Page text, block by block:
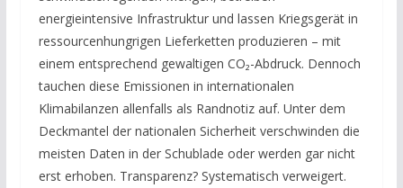
energieintensive Infrastruktur und lassen Kriegsgerät in
ressourcenhungrigen Lieferketten produzieren – mit
einem entsprechend gewaltigen CO₂-Abdruck. Dennoch
tauchen diese Emissionen in internationalen
Klimabilanzen allenfalls als Randnotiz auf. Unter dem
Deckmantel der nationalen Sicherheit verschwinden die
meisten Daten in der Schublade oder werden gar nicht
erst erhoben. Transparenz? Systematisch verweigert.